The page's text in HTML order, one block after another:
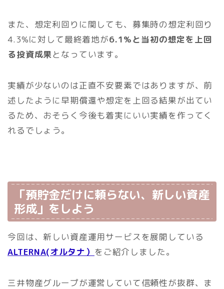
また、想定利回りに関しても、募集時の想定利回り
4.3%に対して最終着地が6.1%と当初の想定を上回
る投資成果となっています。
実績が少ないのは正直不安要素ではありますが、前
述したように早期償還や想定を上回る結果が出てい
るため、おそらく今後も着実にいい実績を作ってく
れるでしょう。
「預貯金だけに頼らない、新しい資産
形成」をしよう
今回は、新しい資産運用サービスを展開している
ALTERNA(オルタナ） をご紹介しました。
三井物産グループが運営していて信頼性が抜群、ま